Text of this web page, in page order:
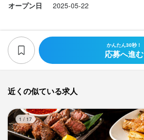
オープン日 2025-05-22
かんたん30秒！
応募へ進む
近くの似ている求人
1 / 17